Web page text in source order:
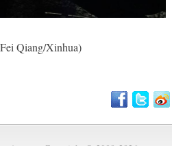
Qiang/Xinhua)